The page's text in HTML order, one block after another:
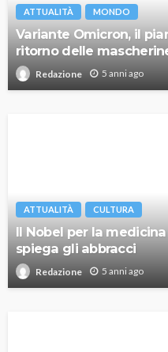
ATTUALITÀ MONDO
Variante Omicron, il
ritorno delle
Redazione 5 anni ago
ATTUALITÀ CULTURA
Il Nobel per la
spiega gli abbracci
Redazione 5 anni ago